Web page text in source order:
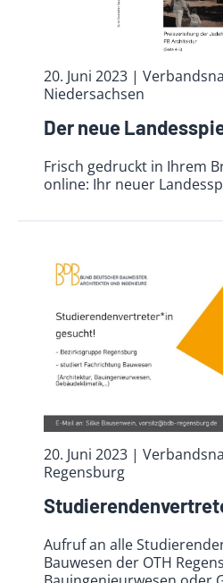
20. Juni 2023 |
Niedersachsen
Der neue
Frisch gedruckt in Ihrem
online: Ihr neuer
20. Juni 2023 |
Regensburg
Aufruf an alle
Bauwesen der OTH